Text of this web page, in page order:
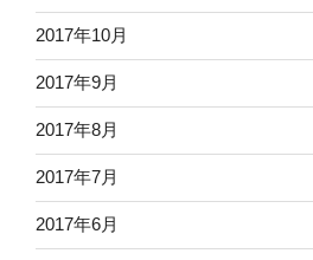
2017年10月
2017年9月
2017年8月
2017年7月
2017年6月